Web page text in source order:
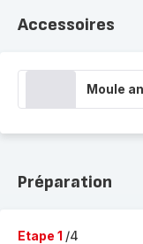
Accessoires
Moule
Préparation
Etape 1 /4